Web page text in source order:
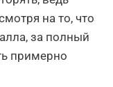
на то, что
за полный
примерно